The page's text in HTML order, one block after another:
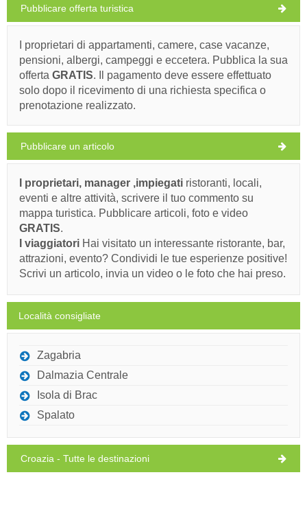
30°C
cielo sereno
30°C cielo sereno
sabato,
08/08/26 30°C pioggia leggera
domenica,
09/08/26 29°C cielo sereno
10/08/26
30°C cielo sereno
Ivan Nane (Facebook page)
Address:Simuni b.b. telefono00385919356680
WORKING HOURS
Dovete visitare(/)
MOSTRA SULLA MAPPA
PER SAPERNE DI PIÙ / COMMENT
Redzepi's (Bar / Pub) Potocnica
Ivan Nane (Facebook page)
Address:stanice 355
Pubblicare offerta turistica
I proprietari di appartamenti, camere, case vacanze,
pensioni, albergi, campeggi e eccetera. Pubblica la sua
offerta GRATIS. Il pagamento deve essere effettuato
solo dopo il ricevimento di una richiesta specifica o
prenotazione realizzato.
Pubblicare un articolo
I proprietari, manager ,impiegati ristoranti, locali,
eventi e altre attività, scrivere il tuo commento su
mappa turistica. Pubblicare articoli, foto e video
GRATIS.
I viaggiatori Hai visitato un interessante ristorante, bar,
attrazioni, evento? Condividi le tue esperienze positive!
Scrivi un articolo, invia un video o le foto che hai preso.
Località consigliate
Zagabria
Dalmazia Centrale
Isola di Brac
Spalato
Croazia - Tutte le destinazioni